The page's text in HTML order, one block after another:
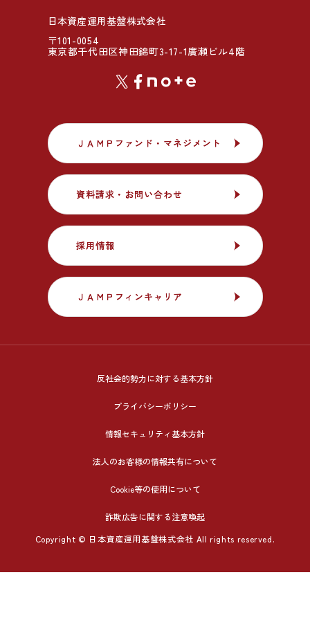
日本資産運用基盤株式会社
〒101-0054
東京都千代田区神田錦町3-17-1廣瀬ビル4階
ＪＡＭＰファンド・マネジメント
ＪＡＭＰファンド・マネジメント
資料請求・お問い合わせ
資料請求・お問い合わせ
採用情報
採用情報
ＪＡＭＰフィンキャリア
ＪＡＭＰフィンキャリア
反社会的勢力に対する基本方針
プライバシーポリシー
情報セキュリティ基本方針
法人のお客様の情報共有について
Cookie等の使用について
詐欺広告に関する注意喚起
Copyright © 日本資産運用基盤株式会社 All rights reserved.